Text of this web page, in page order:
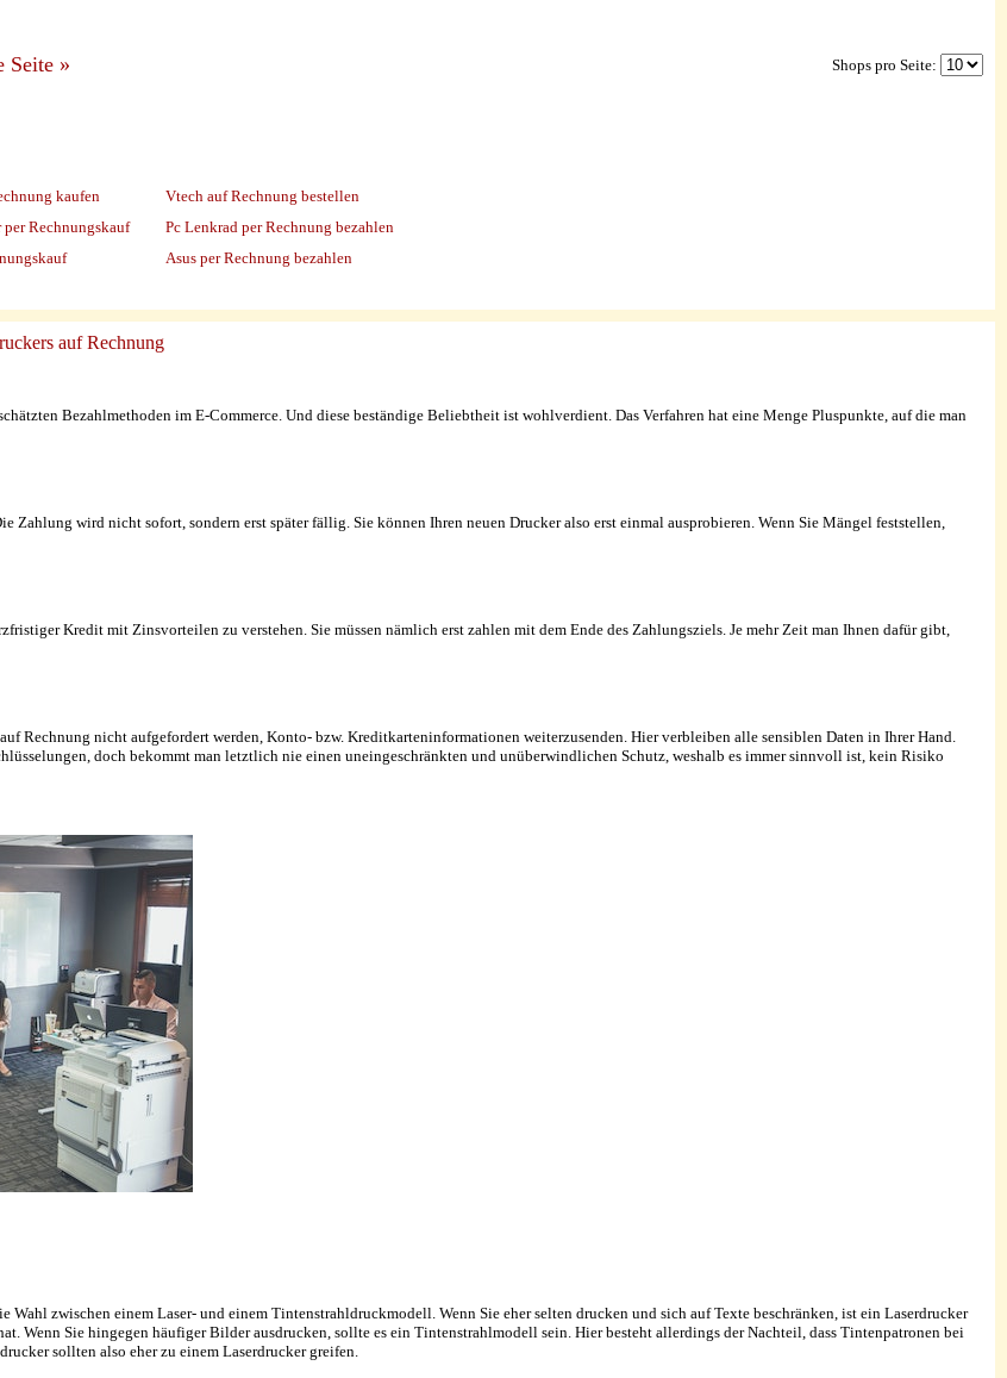
Seite » Shops pro Seite:
kaufen
Rechnungskauf
Vtech auf Rechnung bestellen
Pc Lenkrad per Rechnung bezahlen
Asus per Rechnung bezahlen
auf Rechnung
Bezahlmethoden im E-Commerce. Und diese beständige Beliebtheit ist wohlverdient. Das Verfahren hat eine Menge Pluspunkte, auf die man
Zahlung wird nicht sofort, sondern erst später fällig. Sie können Ihren neuen Drucker also erst einmal ausprobieren. Wenn Sie Mängel feststellen,
Kredit mit Zinsvorteilen zu verstehen. Sie müssen nämlich erst zahlen mit dem Ende des Zahlungsziels. Je mehr Zeit man Ihnen dafür gibt,
Rechnung nicht aufgefordert werden, Konto- bzw. Kreditkarteninformationen weiterzusenden. Hier verbleiben alle sensiblen Daten in Ihrer Hand.
doch bekommt man letztlich nie einen uneingeschränkten und unüberwindlichen Schutz, weshalb es immer sinnvoll ist, kein Risiko
zwischen einem Laser- und einem Tintenstrahldruckmodell. Wenn Sie eher selten drucken und sich auf Texte beschränken, ist ein Laserdrucker
Wenn Sie hingegen häufiger Bilder ausdrucken, sollte es ein Tintenstrahlmodell sein. Hier besteht allerdings der Nachteil, dass Tintenpatronen bei
sollten also eher zu einem Laserdrucker greifen.